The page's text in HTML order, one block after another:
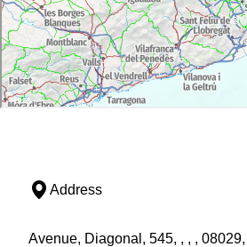
Address
Avenue, Diagonal, 545, , , ,